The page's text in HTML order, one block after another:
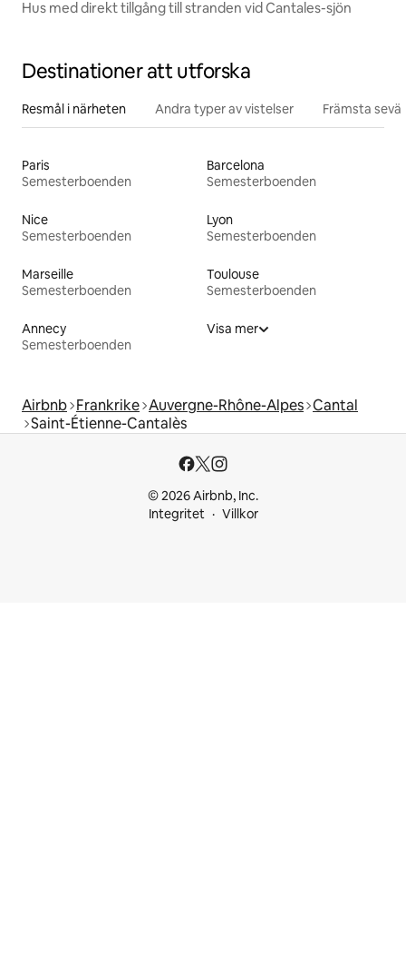
Hus med direkt tillgång till stranden vid Cantales-sjön
Destinationer att utforska
Resmål i närheten Andra typer av vistelser Främsta
Paris
Semesterboenden
Barcelona
Semesterboenden
Nice
Semesterboenden
Lyon
Semesterboenden
Marseille
Semesterboenden
Toulouse
Semesterboenden
Annecy
Semesterboenden
Visa mer
Airbnb Frankrike Auvergne-Rhône-Alpes Cantal
Saint-Étienne-Cantalès
© 2026 Airbnb, Inc.
Integritet
Villkor